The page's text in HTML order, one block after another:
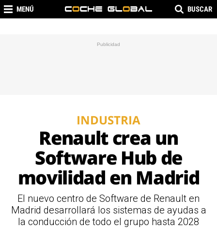
MENÚ BUSCAR
INDUSTRIA
Renault crea un
Software Hub de
movilidad en Madrid
El nuevo centro de Software de Renault en
Madrid desarrollará los sistemas de ayudas a
la conducción de todo el grupo hasta 2028